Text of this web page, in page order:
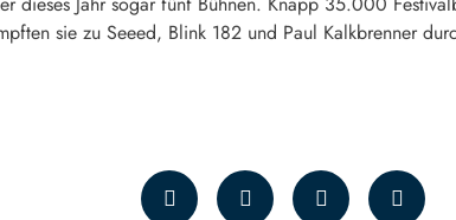
sie zu Seeed, Blink 182 und Paul Kalkbrenner